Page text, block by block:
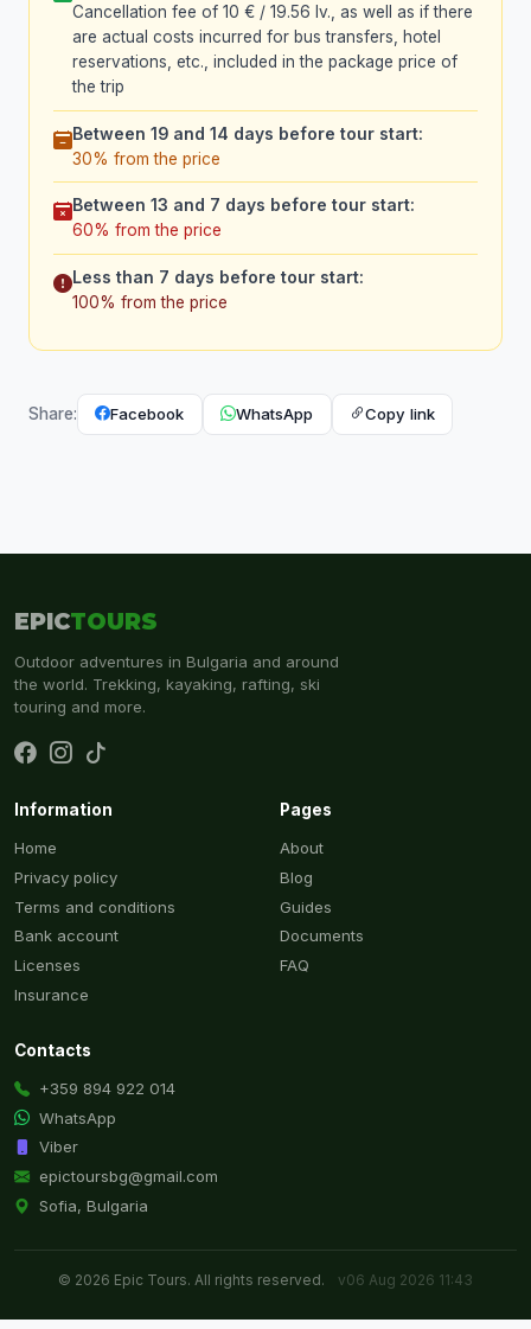
Cancellation fee of 10 € / 19.56 lv., as well as if there
are actual costs incurred for bus transfers, hotel
reservations, etc., included in the package price of
the trip
Between 19 and 14 days before tour start:
30% from the price
Between 13 and 7 days before tour start:
60% from the price
Less than 7 days before tour start:
100% from the price
Share: Facebook WhatsApp Copy link
EPICTOURS
Outdoor adventures in Bulgaria and around
the world. Trekking, kayaking, rafting, ski
touring and more.
Information
Home
Privacy policy
Terms and conditions
Bank account
Licenses
Insurance
Pages
About
Blog
Guides
Documents
FAQ
Contacts
+359 894 922 014
WhatsApp
Viber
epictoursbg@gmail.com
Sofia, Bulgaria
© 2026 Epic Tours. All rights reserved. v06 Aug 2026 11:43